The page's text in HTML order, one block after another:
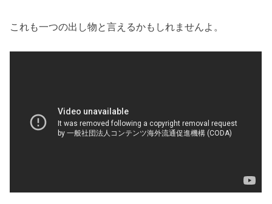
これも一つの出し物と言えるかもしれませんよ。